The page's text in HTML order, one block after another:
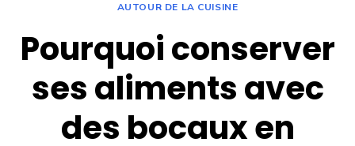
AUTOUR DE LA CUISINE
Pourquoi conserver
ses aliments avec
des bocaux en